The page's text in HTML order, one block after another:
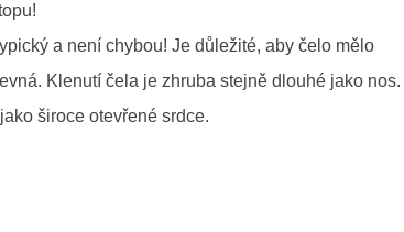
a není chybou! Je důležité, aby čelo mělo
Klenutí čela je zhruba stejně dlouhé jako nos.
široce otevřené srdce.